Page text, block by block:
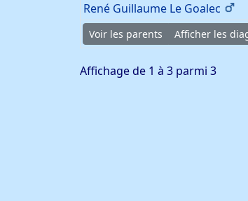
René Guillaume Le Goalec
Voir les parents Afficher les
Affichage de 1 à 3 parmi 3